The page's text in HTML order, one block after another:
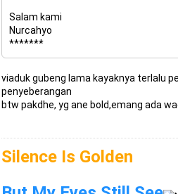
Salam kami
Nurcahyo
*******
viaduk gubeng lama kayaknya terlalu
penyeberangan
btw pakdhe, yg ane bold,emang ada
Silence Is Golden